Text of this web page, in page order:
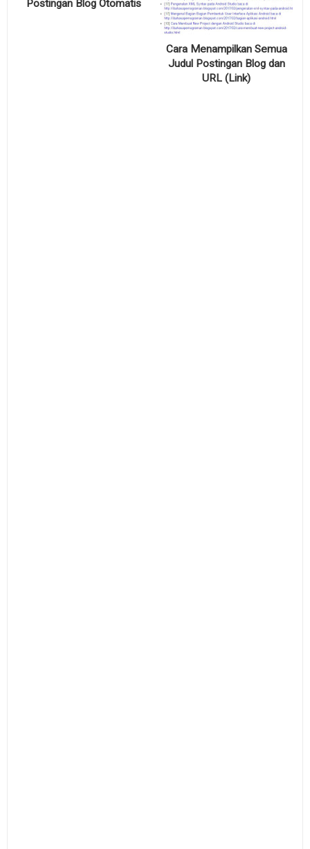
Postingan Blog Otomatis
Cara Menampilkan Semua
Judul Postingan Blog dan
URL (Link)